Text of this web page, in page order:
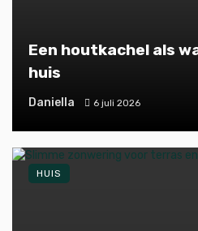
Een houtkachel als
huis
Daniella 6 juli 2026
HUIS